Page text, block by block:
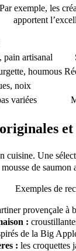
exemple, les
apportent
pain artisanal
houmous
noix
variées
Une
de
Exemples de
provençale à
:
de la Big
: les croquettes